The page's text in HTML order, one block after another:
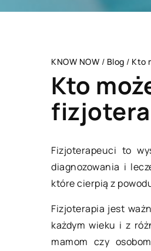
KNOW NOW / Blog / Kto
Kto
Fizjoterapeuci to
diagnozowania i
które cierpią z
Fizjoterapia jest
każdym wieku i z
mamom czy